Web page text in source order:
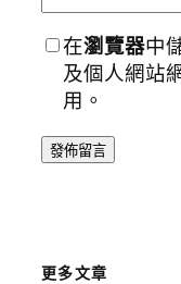
在瀏覽器中
及個人網站
用。
更多文章